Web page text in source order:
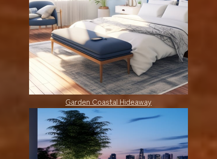
Garden Coastal Hideaway